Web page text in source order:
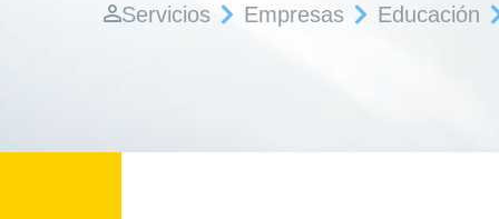
Servicios Empresas Educación